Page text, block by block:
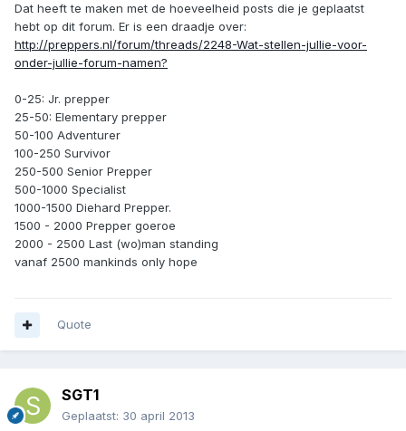
Dat heeft te maken met de hoeveelheid posts die je geplaatst
hebt op dit forum. Er is een draadje over:
http://preppers.nl/forum/threads/2248-Wat-stellen-jullie-voor-
onder-jullie-forum-namen?
0-25: Jr. prepper
25-50: Elementary prepper
50-100 Adventurer
100-250 Survivor
250-500 Senior Prepper
500-1000 Specialist
1000-1500 Diehard Prepper.
1500 - 2000 Prepper goeroe
2000 - 2500 Last (wo)man standing
vanaf 2500 mankinds only hope
Quote
SGT1
Geplaatst: 30 april 2013